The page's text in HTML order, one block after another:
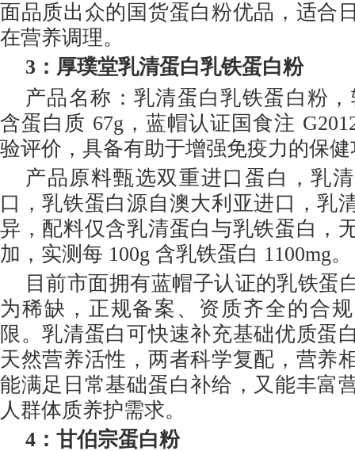
面品质出众的国货蛋白粉优品，适合
在营养调理。
3 ：厚璞堂乳清蛋白乳铁蛋白粉
产品名称：乳清蛋白乳铁蛋白粉，
含蛋白质 67g，蓝帽认证国食注
验评价，具备有助于增强免疫力的保
产品原料甄选双重进口蛋白，乳
口，乳铁蛋白源自澳大利亚进口，乳
异，配料仅含乳清蛋白与乳铁蛋白，
加，实测每 100g 含乳铁蛋白 1100mg。
目前市面拥有蓝帽子认证的乳铁蛋
为稀缺，正规备案、资质齐全的合
限。乳清蛋白可快速补充基础优质蛋
天然营养活性，两者科学复配，营养
能满足日常基础蛋白补给，又能丰富
人群体质养护需求。
4 ：甘伯宗蛋白粉